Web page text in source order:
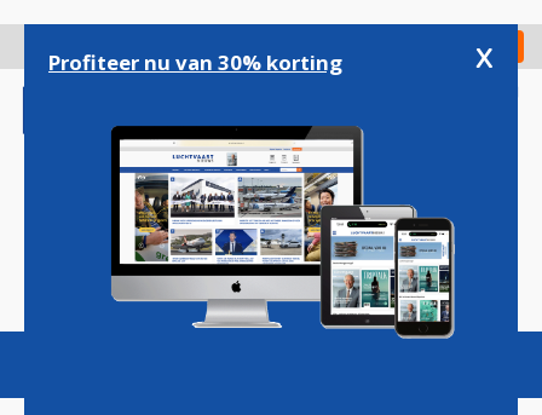
gaan
Check in
Magazine Podcasts Vacatures
Profiteer nu van 30% korting x